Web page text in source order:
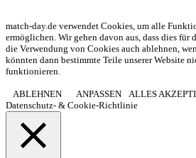
match-day.de verwendet Cookies, um alle
ermöglichen. Wir gehen davon aus, dass dies
die Verwendung von Cookies auch ablehnen,
könnten dann bestimmte Teile unserer Website
funktionieren.
ABLEHNEN ANPASSEN
ALLES
Datenschutz- & Cookie-Richtlinie